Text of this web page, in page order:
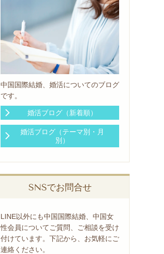
中国国際結婚、婚活についてのブログ
です。
婚活ブログ（新着順）
婚活ブログ（テーマ別・月
別）
SNSでお問合せ
LINE以外にも中国国際結婚、中国女
性会員についてご質問、ご相談を受け
付けています。下記から、お気軽にご
連絡ください。